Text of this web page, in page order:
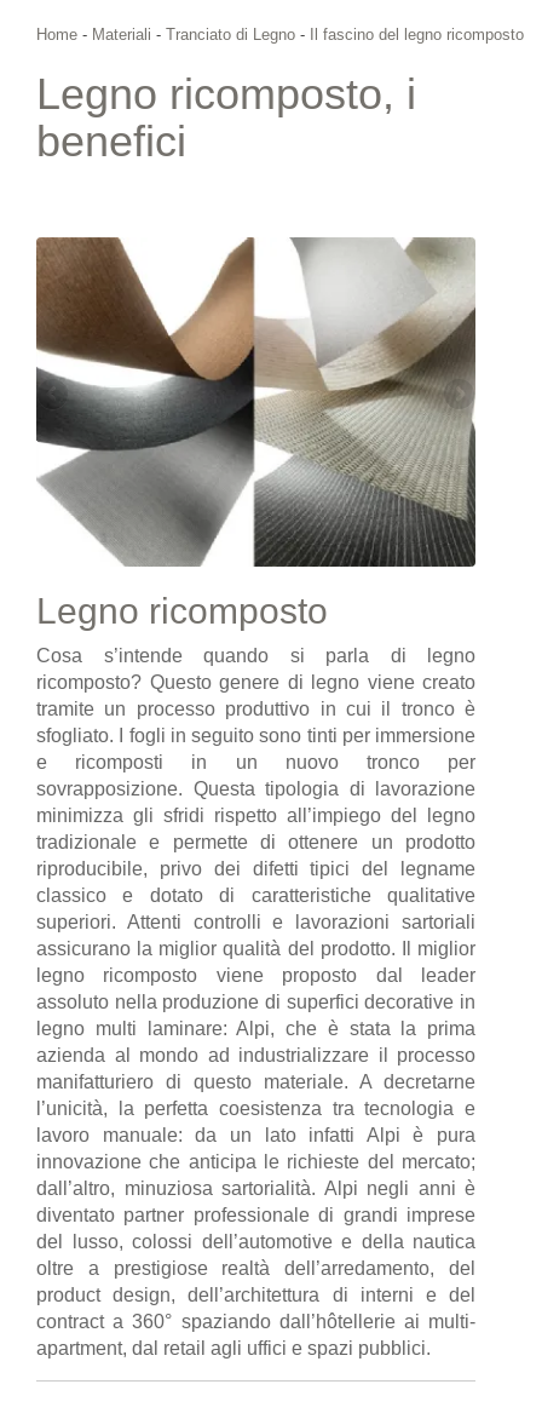
Home - Materiali - Tranciato di Legno - Il fascino del legno ricomposto
Legno ricomposto, i
benefici
Legno ricomposto
Cosa s’intende quando si parla di legno
ricomposto? Questo genere di legno viene creato
tramite un processo produttivo in cui il tronco è
sfogliato. I fogli in seguito sono tinti per immersione
e ricomposti in un nuovo tronco per
sovrapposizione. Questa tipologia di lavorazione
minimizza gli sfridi rispetto all’impiego del legno
tradizionale e permette di ottenere un prodotto
riproducibile, privo dei difetti tipici del legname
classico e dotato di caratteristiche qualitative
superiori. Attenti controlli e lavorazioni sartoriali
assicurano la miglior qualità del prodotto. Il miglior
legno ricomposto viene proposto dal leader
assoluto nella produzione di superfici decorative in
legno multi laminare: Alpi, che è stata la prima
azienda al mondo ad industrializzare il processo
manifatturiero di questo materiale. A decretarne
l’unicità, la perfetta coesistenza tra tecnologia e
lavoro manuale: da un lato infatti Alpi è pura
innovazione che anticipa le richieste del mercato;
dall’altro, minuziosa sartorialità. Alpi negli anni è
diventato partner professionale di grandi imprese
del lusso, colossi dell’automotive e della nautica
oltre a prestigiose realtà dell’arredamento, del
product design, dell’architettura di interni e del
contract a 360° spaziando dall’hôtellerie ai multi-
apartment, dal retail agli uffici e spazi pubblici.